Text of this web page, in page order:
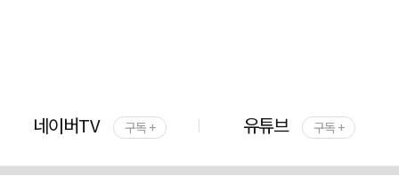
네이버TV 구독 + 유튜브 구독 +